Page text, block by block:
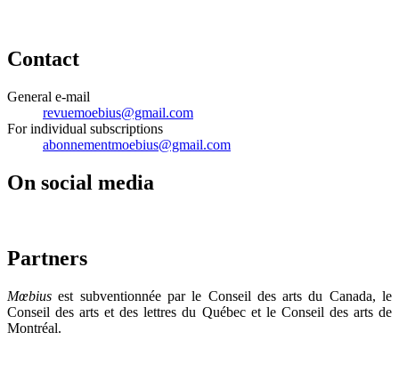
Contact
General e-mail
revuemoebius@gmail.com
For individual subscriptions
abonnementmoebius@gmail.com
On social media
Partners
Mœbius est subventionnée par le Conseil des arts du Canada, le
Conseil des arts et des lettres du Québec et le Conseil des arts de
Montréal.